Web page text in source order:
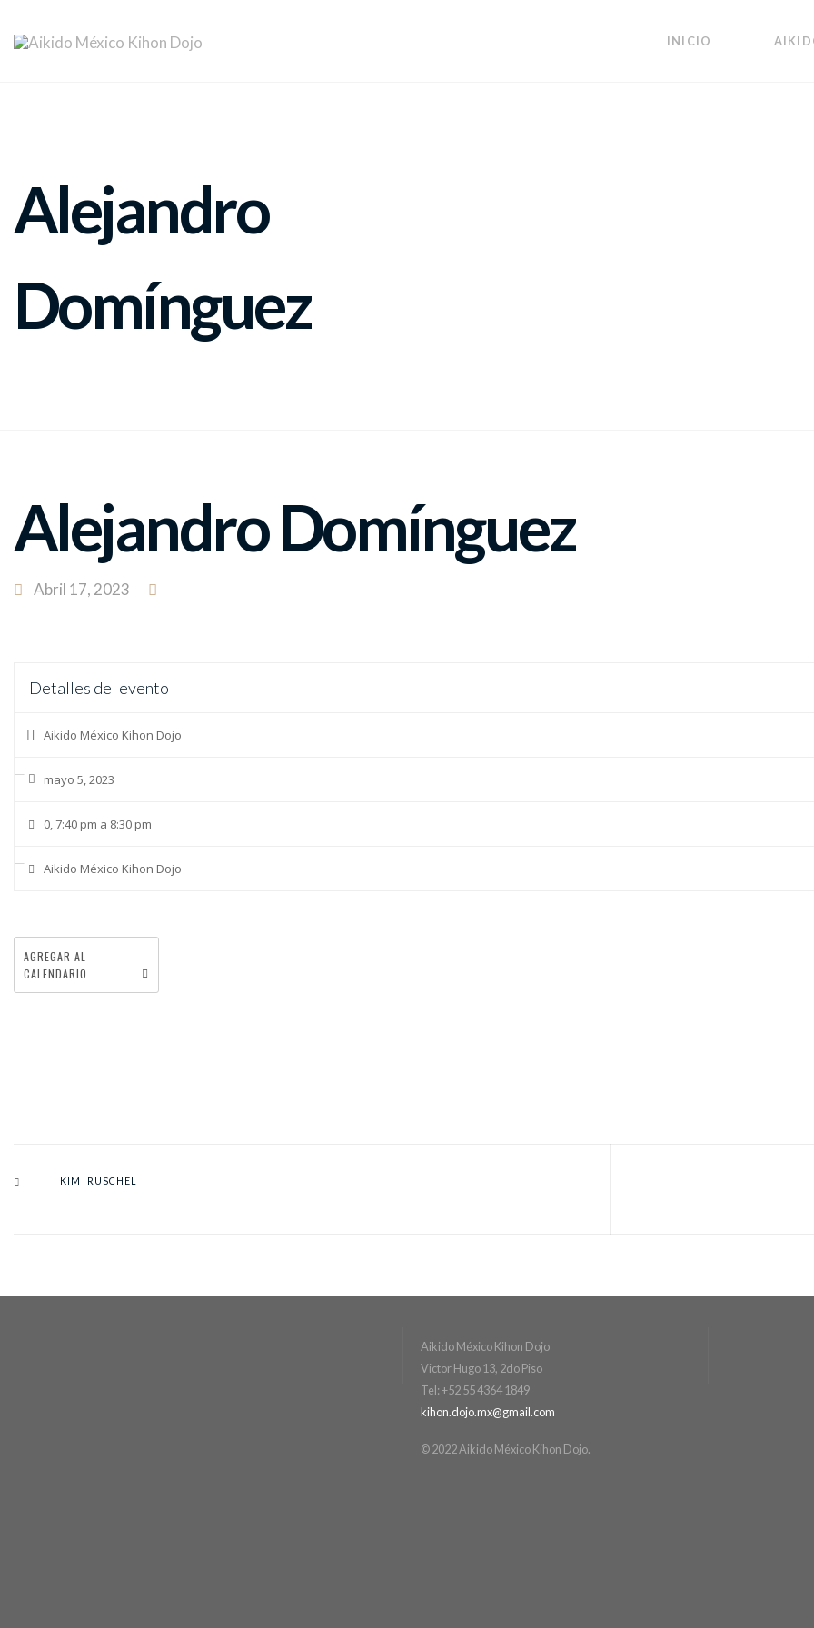
INICIO
Alejandro
Domínguez
Alejandro Domínguez
Abril 17, 2023
Detalles del evento
Aikido México Kihon Dojo
mayo 5, 2023
0, 7:40 pm a 8:30 pm
Aikido México Kihon Dojo
AGREGAR AL
CALENDARIO
KIM RUSCHEL
Aikido México Kihon Dojo
Victor Hugo 13, 2do Piso
Tel: +52 55 4364 1849
kihon.dojo.mx@gmail.com
© 2022 Aikido México Kihon Dojo.